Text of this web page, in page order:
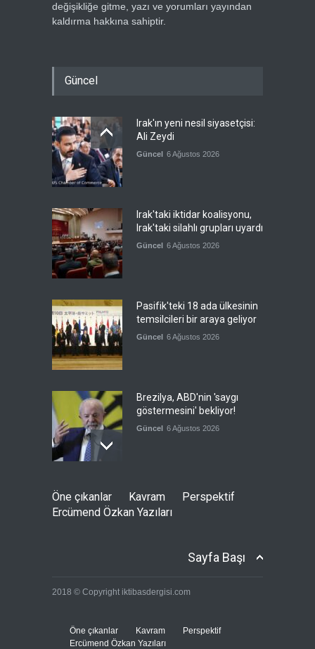
değişikliğe gitme, yazı ve yorumları yayından
kaldırma hakkına sahiptir.
Güncel
Irak'ın yeni nesil siyasetçisi:
Ali Zeydi
Güncel 6 Ağustos 2026
Irak'taki iktidar koalisyonu,
Irak'taki silahlı grupları uyardı
Güncel 6 Ağustos 2026
Pasifik'teki 18 ada ülkesinin
temsilcileri bir araya geliyor
Güncel 6 Ağustos 2026
Brezilya, ABD'nin 'saygı
göstermesini' bekliyor!
Güncel 6 Ağustos 2026
Japonya, nükleer silah
karşıtlığını teyid etmedi
toplantısını Fas'ta yaptı
Öne çıkanlar Kavram
Perspektif
Ercümend Özkan Yazıları
Sayfa Başı
2018 © Copyright iktibasdergisi.com
Öne çıkanlar Kavram
Perspektif
Ercümend Özkan Yazıları